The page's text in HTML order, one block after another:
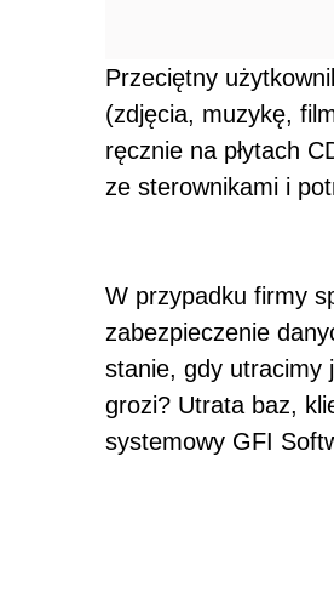
Przeciętny
(zdjęcia, muzykę,
ręcznie na płytach
ze sterownikami i
W przypadku firmy
zabezpieczenie
stanie, gdy utracimy
grozi? Utrata baz,
systemowy GFI